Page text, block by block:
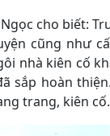
cho biết:
cũng như
nhà kiên cố
sắp hoàn
trang, kiên cố.